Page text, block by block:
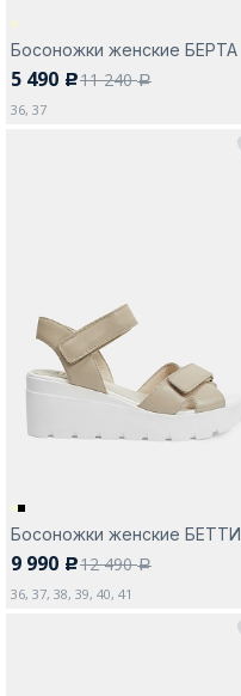
Босоножки женские БЕРТА
5 490 c11 240a
36, 37
Босоножки женские БЕТТИ
9 990 c12 490a
36, 37, 38, 39, 40, 41